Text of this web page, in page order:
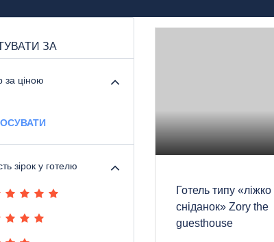
ЗА
за ціною
зірок у готелю
Готель типу «ліжко
сніданок» Zory the
guesthouse